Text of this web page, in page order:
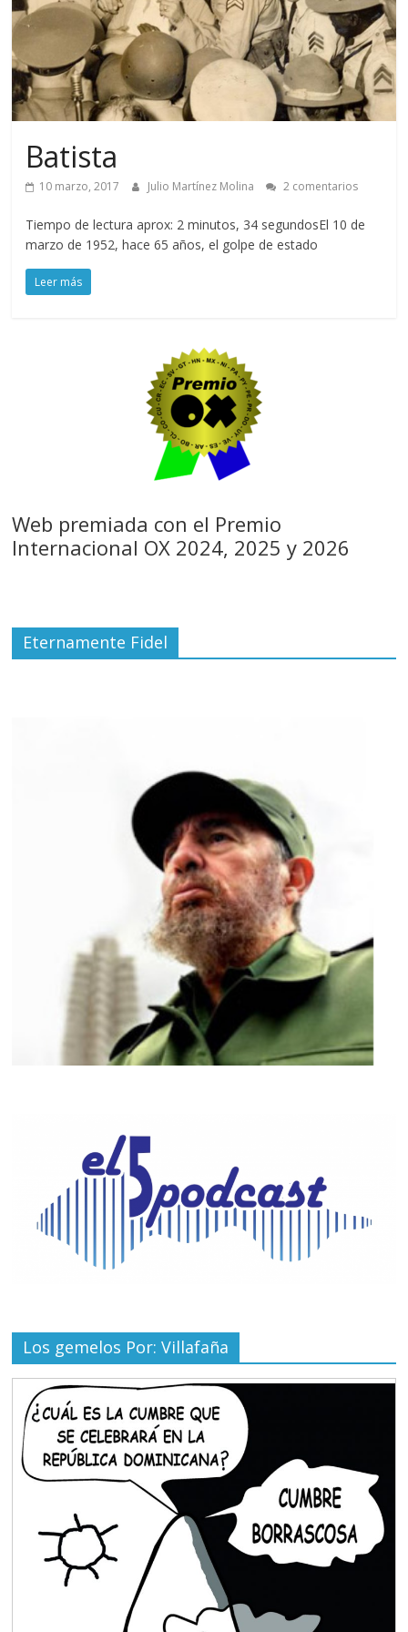
Batista
10 marzo, 2017 Julio Martínez Molina 2 comentarios
Tiempo de lectura aprox: 2 minutos, 34 segundosEl 10 de
marzo de 1952, hace 65 años, el golpe de estado
Leer más
Web premiada con el Premio
Internacional OX 2024, 2025 y 2026
Eternamente Fidel
Los gemelos Por: Villafaña